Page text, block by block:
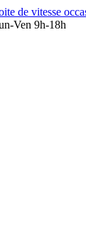
de vitesse
Ven 9h-18h